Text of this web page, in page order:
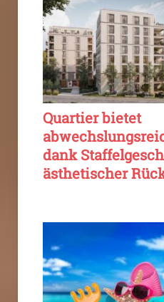
Quartier bietet
dank
ästhetischer